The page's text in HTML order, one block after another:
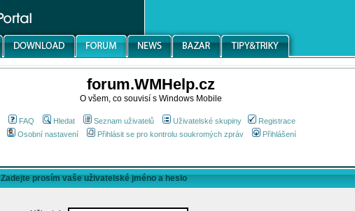
forum.WMHelp.cz
O všem, co souvisí s Windows Mobile
FAQ Hledat Seznam uživatelů Uživatelské skupiny
Registrace
Osobní nastavení
Přihlásit se pro kontrolu soukromých zpráv Přihlášení
Zadejte prosím vaše uživatelské jméno a heslo